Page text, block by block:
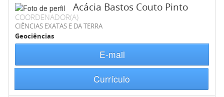
Acácia Bastos Couto Pinto
COORDENADOR(A)
CIÊNCIAS EXATAS E DA TERRA
Geociências
E-mail
Currículo